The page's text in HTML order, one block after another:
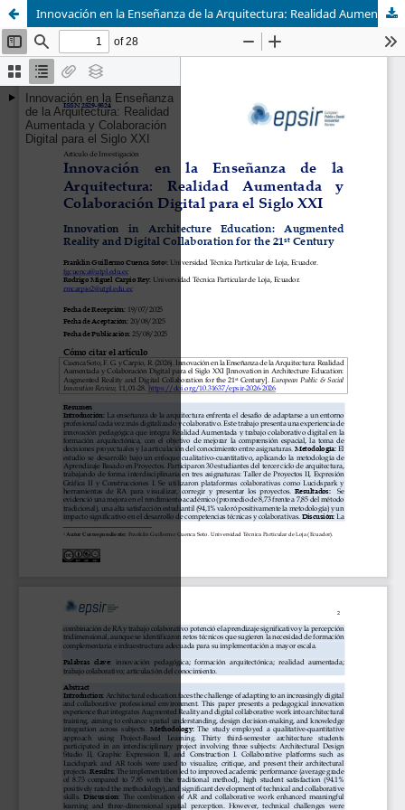
Innovación en la Enseñanza de la Arquitectura: Realidad Aumentada y Colaboración Digital para el Siglo XXI